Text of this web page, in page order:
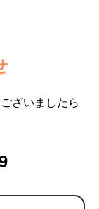
ざいましたら